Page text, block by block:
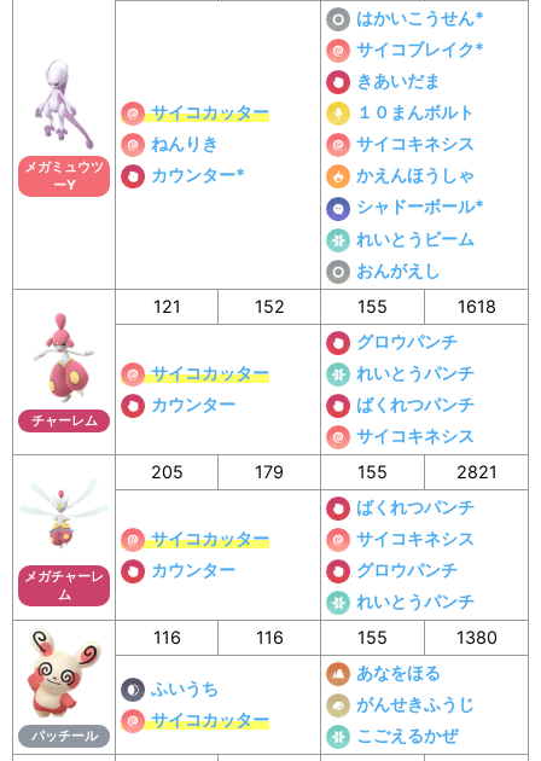
メガミュウツ
ーY
サイコカッター
ねんりき
カウンター*
はかいこうせん*
サイコブレイク*
きあいだま
１０まんボルト
サイコキネシス
かえんほうしゃ
シャドーボール*
れいとうビーム
おんがえし
チャーレム
121 152 155 1618
サイコカッター
カウンター
グロウパンチ
れいとうパンチ
ばくれつパンチ
サイコキネシス
メガチャーレ
ム
205 179 155 2821
サイコカッター
カウンター
ばくれつパンチ
サイコキネシス
グロウパンチ
れいとうパンチ
パッチール
116 116 155 1380
ふいうち
サイコカッター
あなをほる
がんせきふうじ
こごえるかぜ